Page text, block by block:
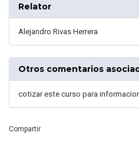
Relator
Alejandro Rivas Herrera
Otros comentarios
cotizar este curso para
Compartir